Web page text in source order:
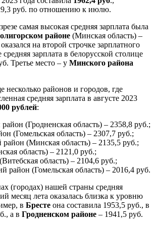
руб. по отношению к июлю.
самая высокая средняя зарплата была
районе (Минская область) –
оказался на второй строчке зарплатного
средняя зарплата в белорусской столице
Третье место – у Минского района
несколько районов и городов, где
средняя зарплата в августе 2023
рублей:
(Гродненская область) – 2358,8 руб.;
(Гомельская область) – 2307,7 руб.;
(Минская область) – 2135,5 руб.;
область) – 2121,0 руб.;
область) – 2104,6 руб.;
район (Гомельская область) – 2016,4 руб.
(городах) нашей страны средняя
месяц лета оказалась близка к уровню
в Бресте она составила 1953,5 руб., в
а в Гродненском районе – 1941,5 руб.